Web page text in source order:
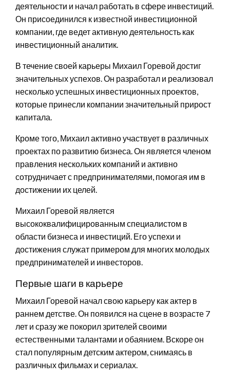
деятельности и начал работать в сфере инвестиций.
Он присоединился к известной инвестиционной
компании, где ведет активную деятельность как
инвестиционный аналитик.
В течение своей карьеры Михаил Горевой достиг
значительных успехов. Он разработал и реализовал
несколько успешных инвестиционных проектов,
которые принесли компании значительный прирост
капитала.
Кроме того, Михаил активно участвует в различных
проектах по развитию бизнеса. Он является членом
правления нескольких компаний и активно
сотрудничает с предпринимателями, помогая им в
достижении их целей.
Михаил Горевой является
высококвалифицированным специалистом в
области бизнеса и инвестиций. Его успехи и
достижения служат примером для многих молодых
предпринимателей и инвесторов.
Первые шаги в карьере
Михаил Горевой начал свою карьеру как актер в
раннем детстве. Он появился на сцене в возрасте 7
лет и сразу же покорил зрителей своими
естественными талантами и обаянием. Вскоре он
стал популярным детским актером, снимаясь в
различных фильмах и сериалах.